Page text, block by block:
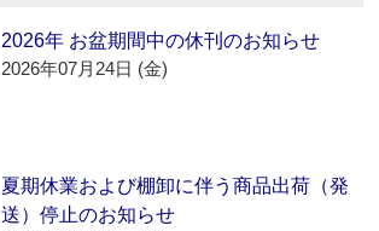
2026年 お盆期間中の休刊のお知らせ
2026年07月24日 (金)
夏期休業および棚卸に伴う商品出荷（発
送）停止のお知らせ